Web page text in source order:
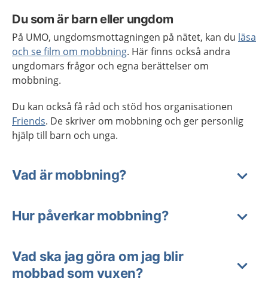
Du som är barn eller ungdom
På UMO, ungdomsmottagningen på nätet, kan du läsa
och se film om mobbning. Här finns också andra
ungdomars frågor och egna berättelser om
mobbning.
Du kan också få råd och stöd hos organisationen
Friends. De skriver om mobbning och ger personlig
hjälp till barn och unga.
Vad är mobbning?
Hur påverkar mobbning?
Vad ska jag göra om jag blir
mobbad som vuxen?